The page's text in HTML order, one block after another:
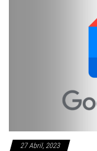
27 Abril, 2023